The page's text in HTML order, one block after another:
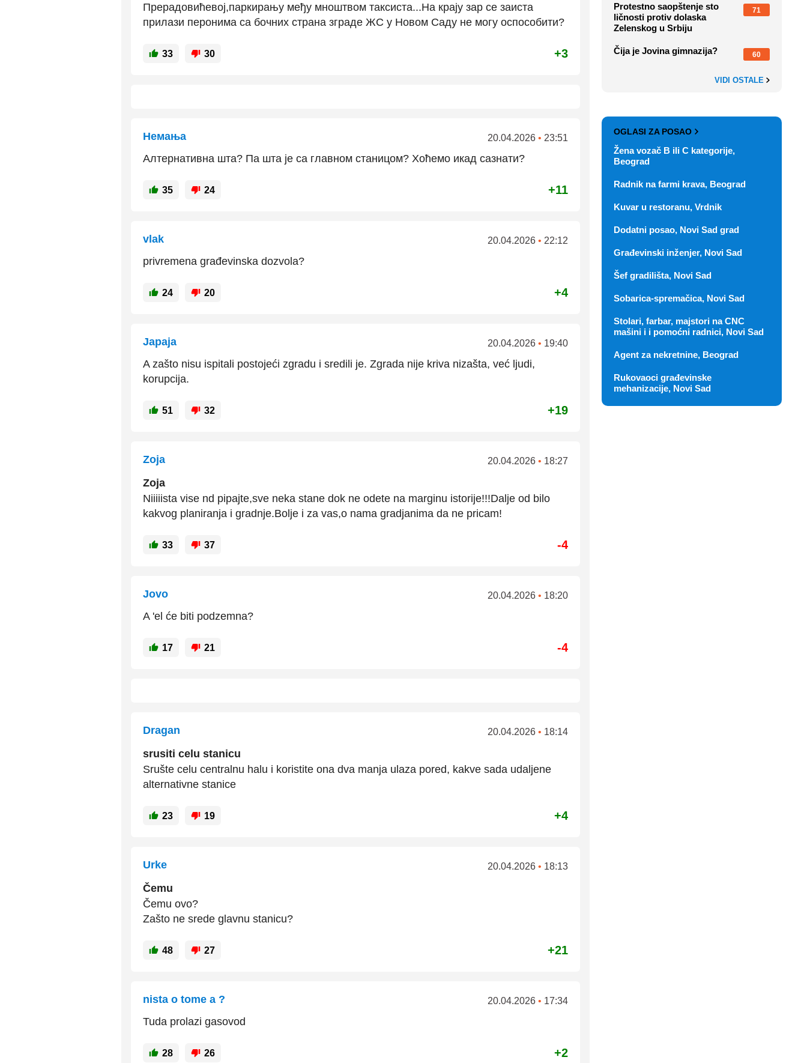
Прерадовићевој,паркирању међу мноштвом таксиста...На крају зар се заиста
прилази перонима са бочних страна зграде ЖС у Новом Саду не могу оспособити?
33 30 +3
Немања 20.04.2026 • 23:51
Алтернативна шта? Па шта је са главном станицом? Хоћемо икад сазнати?
35 24 +11
vlak 20.04.2026 • 22:12
privremena građevinska dozvola?
24 20 +4
Japaja 20.04.2026 • 19:40
A zašto nisu ispitali postojeći zgradu i sredili je. Zgrada nije kriva nizašta, već ljudi,
korupcija.
51 32 +19
Zoja 20.04.2026 • 18:27
Zoja
Niiiiista vise nd pipajte,sve neka stane dok ne odete na marginu istorije!!!Dalje od bilo
kakvog planiranja i gradnje.Bolje i za vas,o nama gradjanima da ne pricam!
33 37 -4
Jovo 20.04.2026 • 18:20
A 'el će biti podzemna?
17 21 -4
Dragan 20.04.2026 • 18:14
srusiti celu stanicu
Srušte celu centralnu halu i koristite ona dva manja ulaza pored, kakve sada udaljene
alternativne stanice
23 19 +4
Urke 20.04.2026 • 18:13
Čemu
Čemu ovo?
Zašto ne srede glavnu stanicu?
48 27 +21
nista o tome a ? 20.04.2026 • 17:34
Tuda prolazi gasovod
28 26 +2
Protestno saopštenje sto
ličnosti protiv dolaska
Zelenskog u Srbiju
71
Čija je Jovina gimnazija? 60
VIDI OSTALE
OGLASI ZA POSAO
Žena vozač B ili C kategorije,
Beograd
Radnik na farmi krava, Beograd
Kuvar u restoranu, Vrdnik
Dodatni posao, Novi Sad grad
Građevinski inženjer, Novi Sad
Šef gradilišta, Novi Sad
Sobarica-spremačica, Novi Sad
Stolari, farbar, majstori na CNC
mašini i i pomoćni radnici, Novi Sad
Agent za nekretnine, Beograd
Rukovaoci građevinske
mehanizacije, Novi Sad